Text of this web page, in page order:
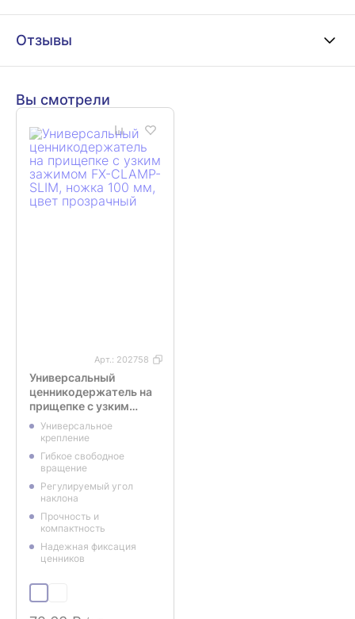
Отзывы
Вы смотрели
Арт.: 202758
Универсальный
ценникодержатель на
прищепке с узким
зажимом FX-CLAMP-
SLIM, ножка 100 мм,
Универсальное
крепление
Гибкое свободное
вращение
Регулируемый угол
наклона
Прочность и
компактность
Надежная фиксация
ценников